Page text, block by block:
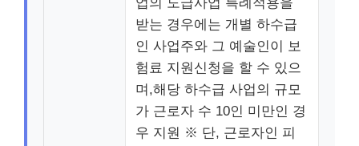
받는 경우에는 개별 하수급
인 사업주와 그 예술인이 보
험료 지원신청을 할 수 있으
며,해당 하수급 사업의 규모
가 근로자 수 10인 미만인 경
우 지원 ※ 단, 근로자인 피